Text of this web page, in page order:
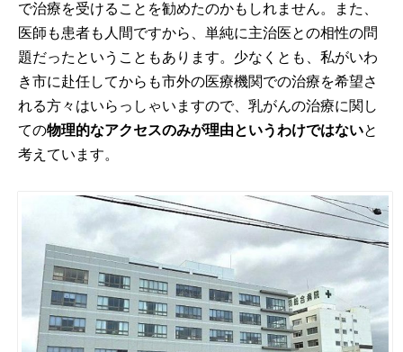
で治療を受けることを勧めたのかもしれません。また、
医師も患者も人間ですから、単純に主治医との相性の問
題だったということもあります。少なくとも、私がいわ
き市に赴任してからも市外の医療機関での治療を希望さ
れる方々はいらっしゃいますので、乳がんの治療に関し
ての物理的なアクセスのみが理由というわけではないと
考えています。